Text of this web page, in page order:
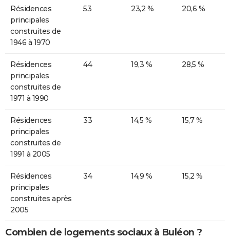
Résidences
principales
construites de
1946 à 1970
53 23,2 % 20,6 %
Résidences
principales
construites de
1971 à 1990
44 19,3 % 28,5 %
Résidences
principales
construites de
1991 à 2005
33 14,5 % 15,7 %
Résidences
principales
construites après
2005
34 14,9 % 15,2 %
Combien de logements sociaux à Buléon ?